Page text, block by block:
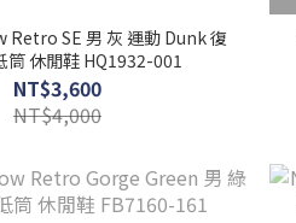
Retro SE 男 灰 運動 Dunk 復
筒 休閒鞋 HQ1932-001
NT$3,600
NT$4,000